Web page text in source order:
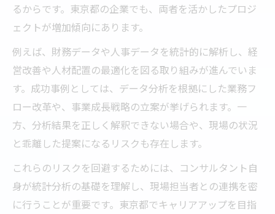
るからです。東京都の企業でも、両者を活かしたプロジ
ェクトが増加傾向にあります。
例えば、財務データや人事データを統計的に解析し、経
営改善や人材配置の最適化を図る取り組みが進んでいま
す。成功事例としては、データ分析を根拠にした業務フ
ロー改革や、事業成長戦略の立案が挙げられます。一
方、分析結果を正しく解釈できない場合や、現場の状況
と乖離した提案になるリスクも存在します。
これらのリスクを回避するためには、コンサルタント自
身が統計分析の基礎を理解し、現場担当者との連携を密
に行うことが重要です。東京都でキャリアアップを目指